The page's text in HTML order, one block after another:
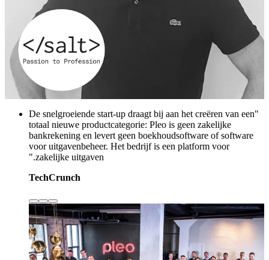
"De snelgroeiende start-up draagt bij aan het creëren van een
totaal nieuwe productcategorie: Pleo is geen zakelijke
bankrekening en levert geen boekhoudsoftware of software
voor uitgavenbeheer. Het bedrijf is een platform voor
zakelijke uitgaven."
TechCrunch